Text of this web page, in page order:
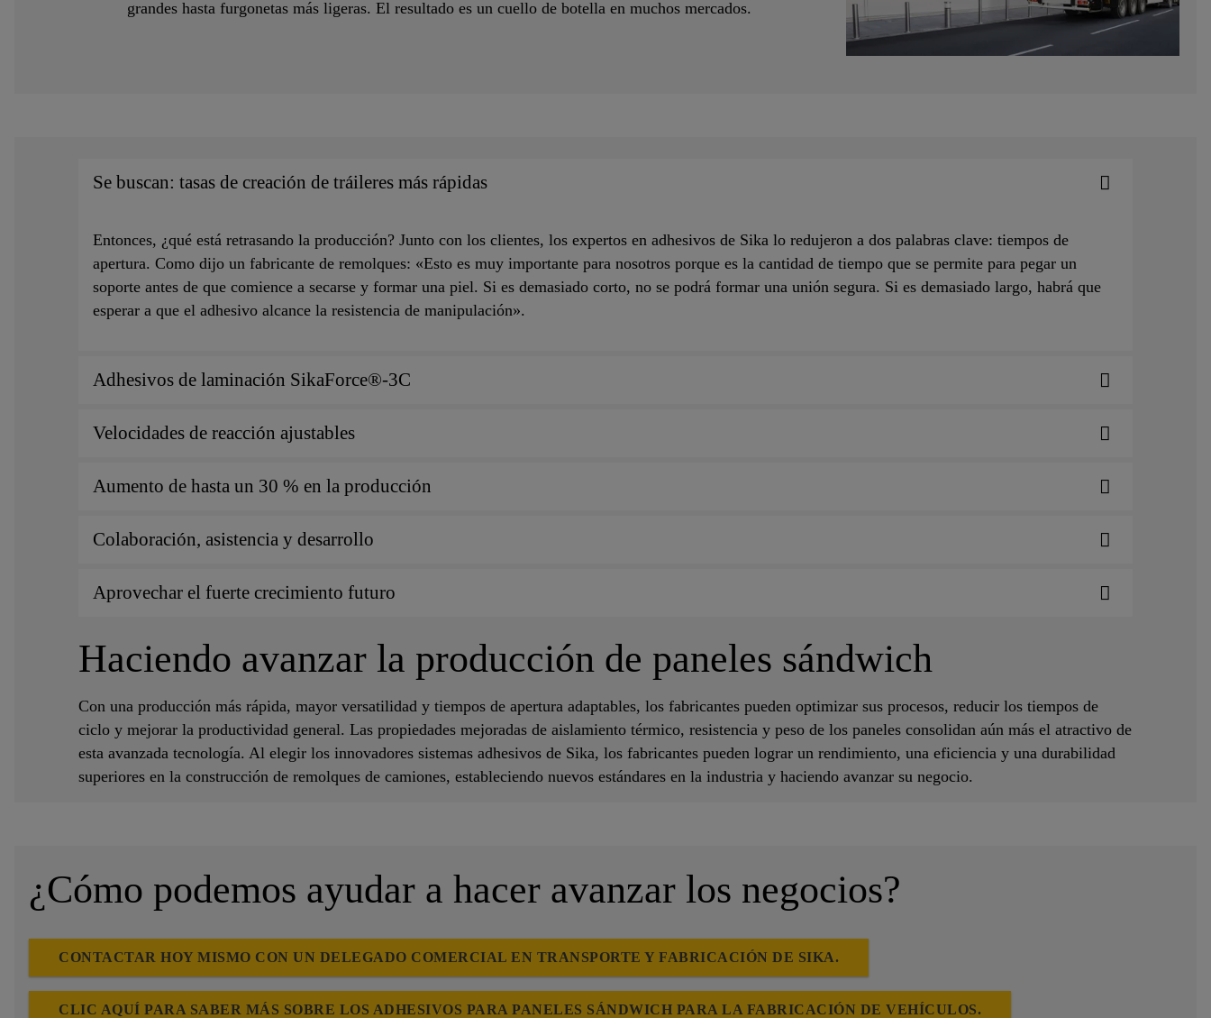
grandes hasta furgonetas más ligeras. El resultado es un cuello de botella en muchos mercados.
Se buscan: tasas de creación de tráileres más rápidas
Entonces, ¿qué está retrasando la producción? Junto con los clientes, los expertos en adhesivos de Sika lo redujeron a dos palabras clave: tiempos de
apertura. Como dijo un fabricante de remolques: «Esto es muy importante para nosotros porque es la cantidad de tiempo que se permite para pegar un
soporte antes de que comience a secarse y formar una piel. Si es demasiado corto, no se podrá formar una unión segura. Si es demasiado largo, habrá que
esperar a que el adhesivo alcance la resistencia de manipulación».
Adhesivos de laminación SikaForce®-3C
Velocidades de reacción ajustables
Aumento de hasta un 30 % en la producción
Colaboración, asistencia y desarrollo
Aprovechar el fuerte crecimiento futuro
Haciendo avanzar la producción de paneles sándwich
Con una producción más rápida, mayor versatilidad y tiempos de apertura adaptables, los fabricantes pueden optimizar sus procesos, reducir los tiempos de
ciclo y mejorar la productividad general. Las propiedades mejoradas de aislamiento térmico, resistencia y peso de los paneles consolidan aún más el atractivo de
esta avanzada tecnología. Al elegir los innovadores sistemas adhesivos de Sika, los fabricantes pueden lograr un rendimiento, una eficiencia y una durabilidad
superiores en la construcción de remolques de camiones, estableciendo nuevos estándares en la industria y haciendo avanzar su negocio.
¿Cómo podemos ayudar a hacer avanzar los negocios?
CONTACTAR HOY MISMO CON UN DELEGADO COMERCIAL EN TRANSPORTE Y FABRICACIÓN DE SIKA.
CLIC AQUÍ PARA SABER MÁS SOBRE LOS ADHESIVOS PARA PANELES SÁNDWICH PARA LA FABRICACIÓN DE VEHÍCULOS.